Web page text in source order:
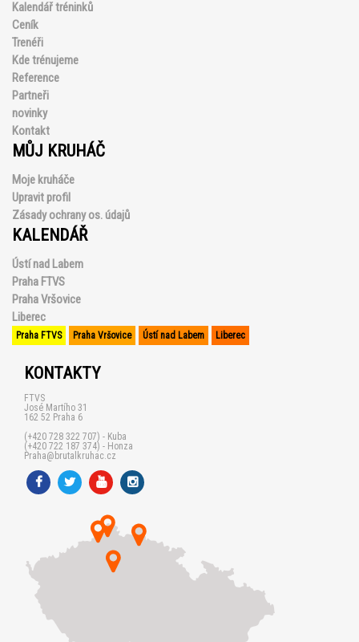
Kalendář tréninků
Ceník
Trenéři
Kde trénujeme
Reference
Partneři
novinky
Kontakt
MŮJ KRUHÁČ
Moje kruháče
Upravit profil
Zásady ochrany os. údajů
KALENDÁŘ
Ústí nad Labem
Praha FTVS
Praha Vršovice
Liberec
Praha FTVS Praha Vršovice Ústí nad Labem Liberec
KONTAKTY
FTVS
José Martího 31
162 52 Praha 6
(+420 728 322 707) - Kuba
(+420 722 187 374) - Honza
Praha@brutalkruhac.cz